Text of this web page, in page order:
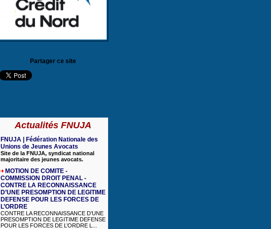
Partager ce site
Actualités FNUJA
FNUJA | Fédération Nationale des
Unions de Jeunes Avocats
Site de la FNUJA, syndicat national
majoritaire des jeunes avocats.
MOTION DE COMITE -
COMMISSION DROIT PENAL -
CONTRE LA RECONNAISSANCE
D’UNE PRESOMPTION DE LEGITIME
DEFENSE POUR LES FORCES DE
L’ORDRE
CONTRE LA RECONNAISSANCE D’UNE
PRESOMPTION DE LEGITIME DEFENSE
POUR LES FORCES DE L’ORDRE L...